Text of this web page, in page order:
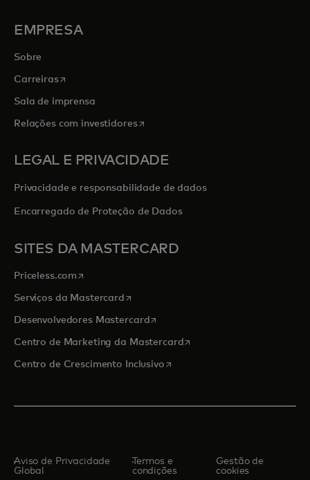
EMPRESA
Sobre
Carreirasabre em uma nova guia
Sala de imprensa
Relações com investidoresabre em uma nova guia
LEGAL E PRIVACIDADE
Privacidade e responsabilidade de dados
Encarregado de Proteção de Dados
SITES DA MASTERCARD
Priceless.com abre em uma nova guia
Serviços da Mastercardabre em uma nova guia
Desenvolvedores Mastercardabre em uma nova guia
Centro de Marketing da Mastercardabre em uma nova guia
Centro de Crescimento Inclusivoabre em uma nova guia
Aviso de Privacidade
Global
Termos e
condições
Gestão de
cookies